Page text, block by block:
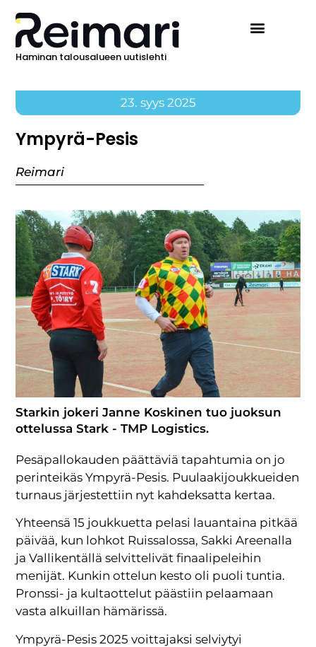
Haminan talousalueen uutislehti
23. syys 2025
Ympyrä-Pesis
Reimari
Starkin jokeri Janne Koskinen tuo juoksun
ottelussa Stark - TMP Logistics.
Pesäpallokauden päättäviä tapahtumia on jo
perinteikäs Ympyrä-Pesis. Puulaakijoukkueiden
turnaus järjestettiin nyt kahdeksatta kertaa.
Yhteensä 15 joukkuetta pelasi lauantaina pitkää
päivää, kun lohkot Ruissalossa, Sakki Areenalla
ja Vallikentällä selvittelivät finaalipeleihin
menijät. Kunkin ottelun kesto oli puoli tuntia.
Pronssi- ja kultaottelut päästiin pelaamaan
vasta alkuillan hämärissä.
Ympyrä-Pesis 2025 voittajaksi selviytyi